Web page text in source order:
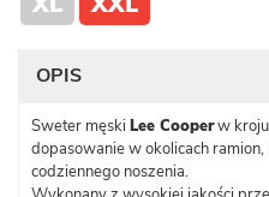
OPIS
Sweter męskiLee Cooperw kroju
dopasowanie w okolicach
codziennego noszenia.